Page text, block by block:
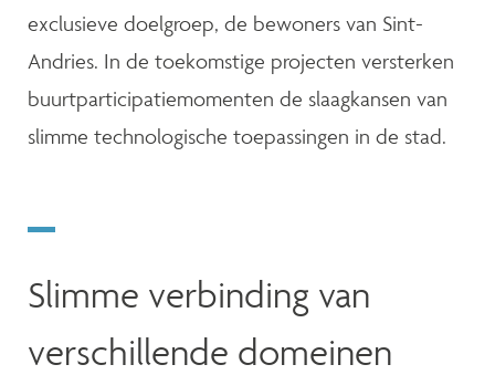
exclusieve doelgroep, de bewoners van Sint-
Andries. In de toekomstige projecten versterken
buurtparticipatiemomenten de slaagkansen van
slimme technologische toepassingen in de stad.
Slimme verbinding van
verschillende domeinen